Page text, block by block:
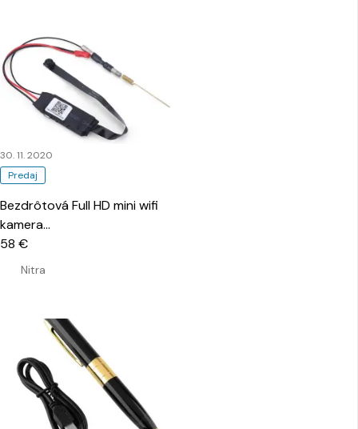
Predaj
30. 11. 2020
Bezdrôtová Full HD mini wifi
kamera…
Nitra
58 €